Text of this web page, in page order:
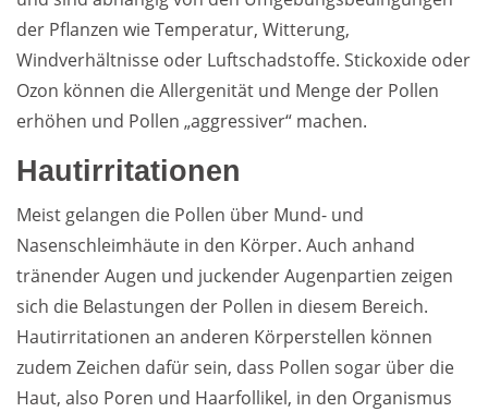
der Pflanzen wie Temperatur, Witterung,
Windverhältnisse oder Luftschadstoffe. Stickoxide oder
Ozon können die Allergenität und Menge der Pollen
erhöhen und Pollen „aggressiver“ machen.
Hautirritationen
Meist gelangen die Pollen über Mund- und
Nasenschleimhäute in den Körper. Auch anhand
tränender Augen und juckender Augenpartien zeigen
sich die Belastungen der Pollen in diesem Bereich.
Hautirritationen an anderen Körperstellen können
zudem Zeichen dafür sein, dass Pollen sogar über die
Haut, also Poren und Haarfollikel, in den Organismus